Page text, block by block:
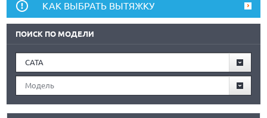
КАК ВЫБРАТЬ ВЫТЯЖКУ
ПОИСК ПО МОДЕЛИ
CATA
Модель